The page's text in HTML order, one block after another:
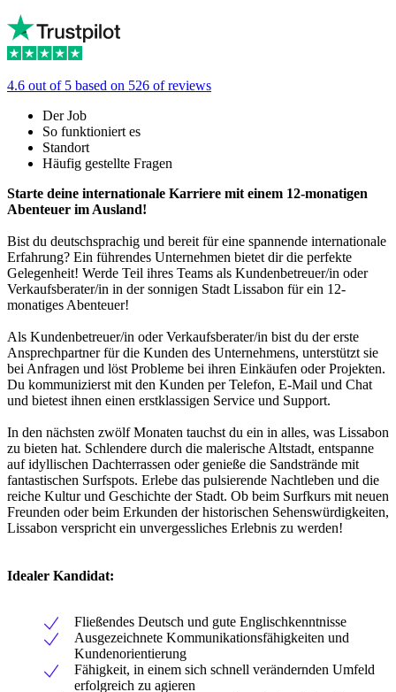
4.6 out of 5 based on 526 of reviews
Der Job
So funktioniert es
Standort
Häufig gestellte Fragen
Starte deine internationale Karriere mit einem 12-monatigen
Abenteuer im Ausland!
Bist du deutschsprachig und bereit für eine spannende internationale
Erfahrung? Ein führendes Unternehmen bietet dir die perfekte
Gelegenheit! Werde Teil ihres Teams als Kundenbetreuer/in oder
Verkaufsberater/in in der sonnigen Stadt Lissabon für ein 12-
monatiges Abenteuer!
Als Kundenbetreuer/in oder Verkaufsberater/in bist du der erste
Ansprechpartner für die Kunden des Unternehmens, unterstützt sie
bei Anfragen und löst Probleme bei ihren Einkäufen oder Projekten.
Du kommunizierst mit den Kunden per Telefon, E-Mail und Chat
und bietest ihnen einen erstklassigen Service und Support.
In den nächsten zwölf Monaten tauchst du ein in alles, was Lissabon
zu bieten hat. Schlendere durch die malerische Altstadt, entspanne
auf idyllischen Dachterrassen oder genieße die Sandstrände mit
fantastischen Surfspots. Erlebe das pulsierende Nachtleben und die
reiche Kultur und Geschichte der Stadt. Ob beim Surfkurs mit neuen
Freunden oder beim Erkunden der historischen Sehenswürdigkeiten,
Lissabon verspricht ein unvergessliches Erlebnis zu werden!
Idealer Kandidat:
Fließendes Deutsch und gute Englischkenntnisse
Ausgezeichnete Kommunikationsfähigkeiten und
Kundenorientierung
Fähigkeit, in einem sich schnell verändernden Umfeld
erfolgreich zu agieren